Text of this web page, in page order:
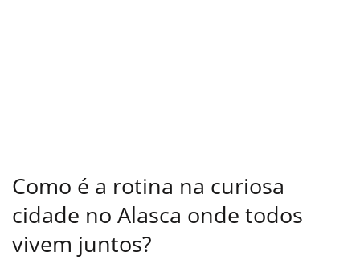
Como é a rotina na curiosa
cidade no Alasca onde todos
vivem juntos?